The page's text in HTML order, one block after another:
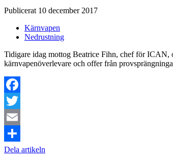
Publicerat 10 december 2017
Kärnvapen
Nedrustning
Tidigare idag mottog Beatrice Fihn, chef för ICAN,
kärnvapenöverlevare och offer från
Facebook
Twitter
Email
Dela artikeln